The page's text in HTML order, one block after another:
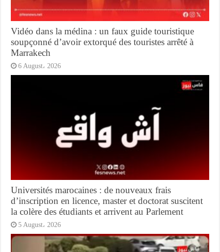
Vidéo dans la médina : un faux guide touristique
soupçonné d’avoir extorqué des touristes arrêté à
Marrakech
6 August، 2026
Universités marocaines : de nouveaux frais
d’inscription en licence, master et doctorat suscitent
la colère des étudiants et arrivent au Parlement
5 August، 2026